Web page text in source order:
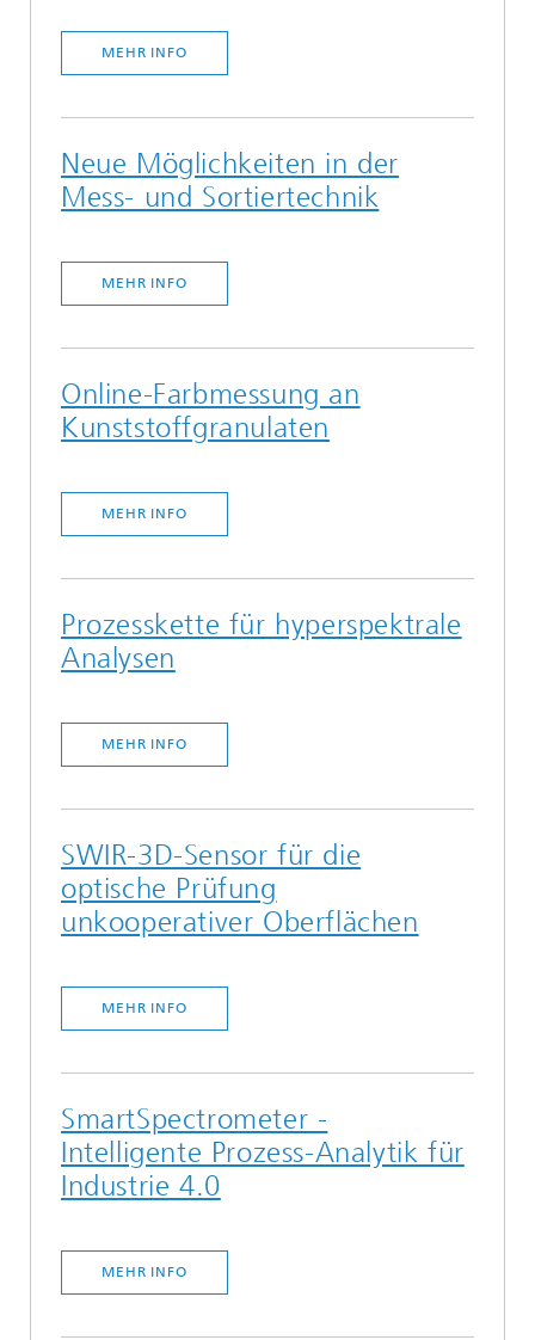
MEHR INFO
Neue Möglichkeiten in der
Mess- und Sortiertechnik
MEHR INFO
Online-Farbmessung an
Kunststoffgranulaten
MEHR INFO
Prozesskette für hyperspektrale
Analysen
MEHR INFO
SWIR-3D-Sensor für die
optische Prüfung
unkooperativer Oberflächen
MEHR INFO
SmartSpectrometer -
Intelligente Prozess-Analytik für
Industrie 4.0
MEHR INFO